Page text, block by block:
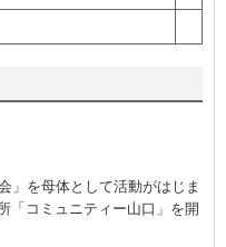
」を母体として活動がはじま
「コミュニティー山口」を開